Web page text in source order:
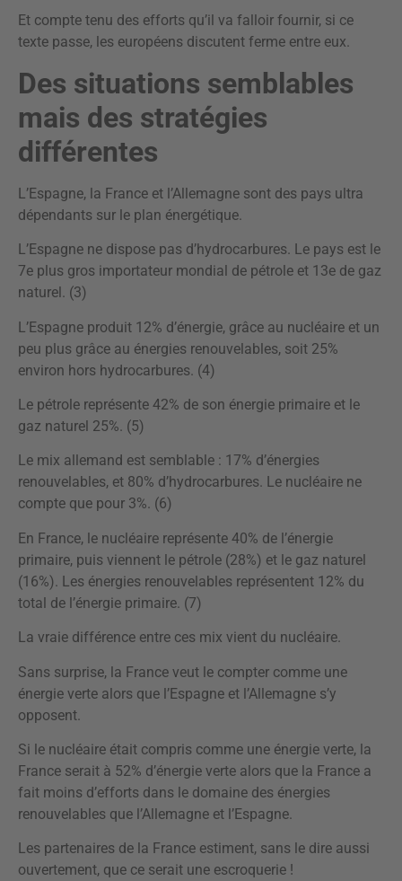
Et compte tenu des efforts qu’il va falloir fournir, si ce
texte passe, les européens discutent ferme entre eux.
Des situations semblables
mais des stratégies
différentes
L’Espagne, la France et l’Allemagne sont des pays ultra
dépendants sur le plan énergétique.
L’Espagne ne dispose pas d’hydrocarbures. Le pays est le
7e plus gros importateur mondial de pétrole et 13e de gaz
naturel. (3)
L’Espagne produit 12% d’énergie, grâce au nucléaire et un
peu plus grâce au énergies renouvelables, soit 25%
environ hors hydrocarbures. (4)
Le pétrole représente 42% de son énergie primaire et le
gaz naturel 25%. (5)
Le mix allemand est semblable : 17% d’énergies
renouvelables, et 80% d’hydrocarbures. Le nucléaire ne
compte que pour 3%. (6)
En France, le nucléaire représente 40% de l’énergie
primaire, puis viennent le pétrole (28%) et le gaz naturel
(16%). Les énergies renouvelables représentent 12% du
total de l’énergie primaire. (7)
La vraie différence entre ces mix vient du nucléaire.
Sans surprise, la France veut le compter comme une
énergie verte alors que l’Espagne et l’Allemagne s’y
opposent.
Si le nucléaire était compris comme une énergie verte, la
France serait à 52% d’énergie verte alors que la France a
fait moins d’efforts dans le domaine des énergies
renouvelables que l’Allemagne et l’Espagne.
Les partenaires de la France estiment, sans le dire aussi
ouvertement, que ce serait une escroquerie !